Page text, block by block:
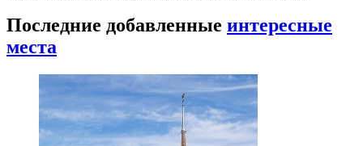
Последние добавленные интересные
места